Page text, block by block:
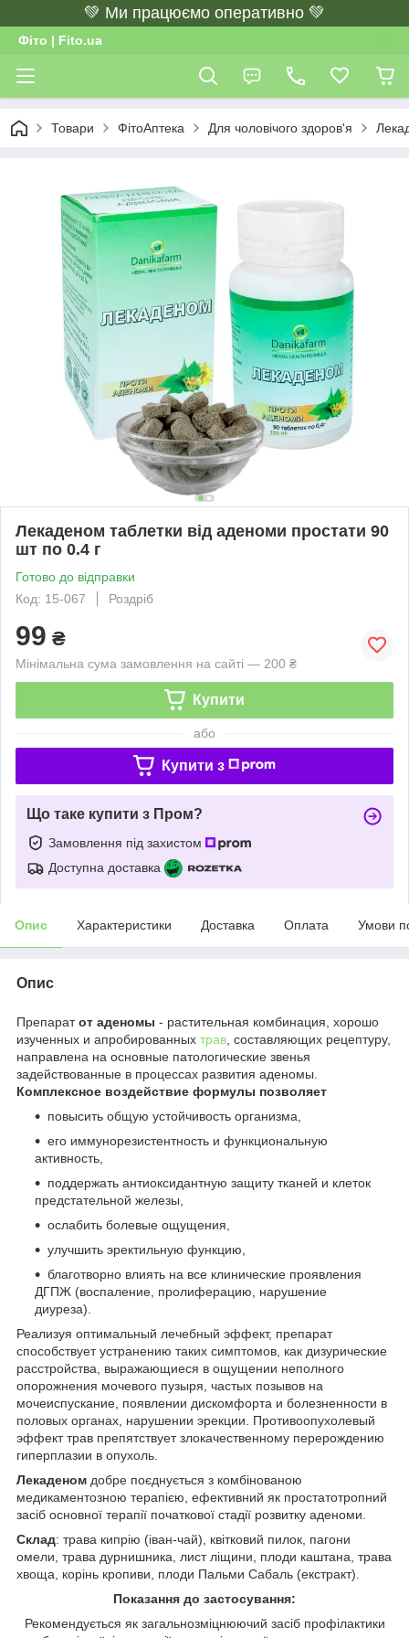
💚 Ми працюємо оперативно 💚
Фіто | Fito.ua
Товари ФітоАптека Для чоловічого здоров'я
Лекаденом таблетки від аденоми простати 90
шт по 0.4 г
Готово до відправки
Код: 15-067
Роздріб
99 ₴
Мінімальна сума замовлення на сайті — 200 ₴
Купити
або
Купити з
Що таке купити з Пром?
Замовлення під захистом
Доступна доставка
Опис Характеристики Доставка Оплата Умови
Опис
Препаратот аденомы - растительная комбинация, хорошо
изученных и апробированных трав , составляющих рецептуру,
направлена на основные патологические звенья
задействованные в процессах развития аденомы.
Комплексное воздействие формулы позволяет
повысить общую устойчивость организма,
его иммунорезистентность и функциональную
активность,
поддержать антиоксидантную защиту тканей и клеток
предстательной железы,
ослабить болевые ощущения,
улучшить эректильную функцию,
благотворно влиять на все клинические проявления
ДГПЖ (воспаление, пролиферацию, нарушение
диуреза).
Реализуя оптимальный лечебный эффект, препарат
способствует устранению таких симптомов, как дизурические
расстройства, выражающиеся в ощущении неполного
опорожнения мочевого пузыря, частых позывов на
мочеиспускание, появлении дискомфорта и болезненности в
половых органах, нарушении эрекции. Противоопухолевый
эффект трав препятствует злокачественному перерождению
гиперплазии в опухоль.
Лекаденом добре поєднується з комбінованою
медикаментозною терапією, ефективний як простатотропний
засіб основної терапії початкової стадії розвитку аденоми.
Склад: трава кипрію (іван-чай), квітковий пилок, пагони
омели, трава дурнишника, лист ліщини, плоди каштана, трава
хвоща, корінь кропиви, плоди Пальми Сабаль (екстракт).
Показання до застосування:
Рекомендується як загальнозміцнюючий засіб профілактики